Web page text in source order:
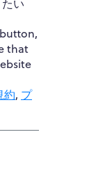
い
that
約, プ